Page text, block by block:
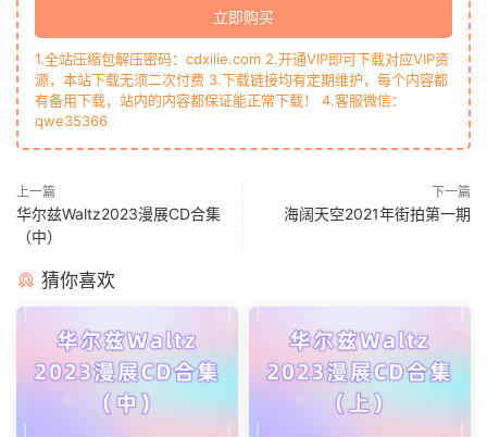
立即购买
1.全站压缩包解压密码：cdxilie.com 2.开通VIP即可下载对应VIP资
源，本站下载无须二次付费 3.下载链接均有定期维护，每个内容都
有备用下载，站内的内容都保证能正常下载！ 4.客服微信：
qwe35366
上一篇
华尔兹Waltz2023漫展CD合集
（中）
下一篇
海阔天空2021年街拍第一期
猜你喜欢